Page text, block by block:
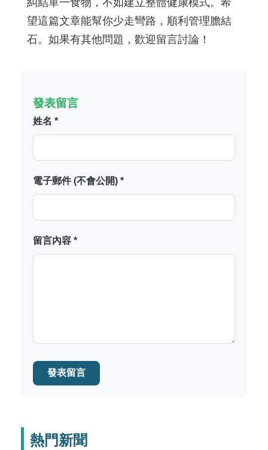
糾結單一食物，不如建立整體健康模式。希
望這篇文章能幫你少走彎路，順利管理膽結
石。如果有其他問題，歡迎留言討論！
發表留言
姓名 *
電子郵件 (不會公開) *
留言內容 *
發表留言
熱門新聞